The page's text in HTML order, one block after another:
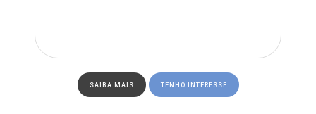
SAIBA MAIS TENHO INTERESSE